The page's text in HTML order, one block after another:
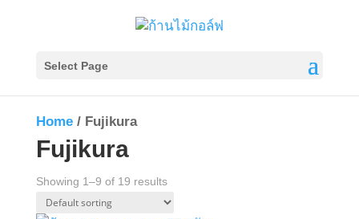
Select Page
Home/ Fujikura
Fujikura
Showing 1–9 of 19 results